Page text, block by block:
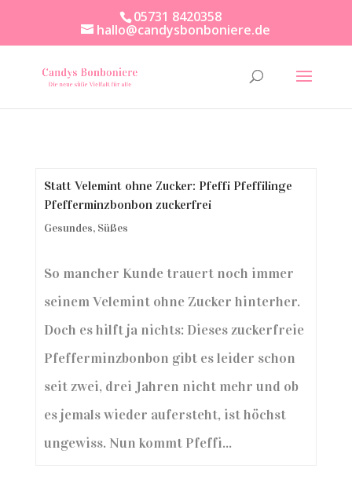
05731 8420358
hallo@candysbonboniere.de
Statt Velemint ohne Zucker: Pfeffi Pfeffilinge
Pfefferminzbonbon zuckerfrei
Gesundes, Süßes
So mancher Kunde trauert noch immer
seinem Velemint ohne Zucker hinterher.
Doch es hilft ja nichts: Dieses zuckerfreie
Pfefferminzbonbon gibt es leider schon
seit zwei, drei Jahren nicht mehr und ob
es jemals wieder aufersteht, ist höchst
ungewiss. Nun kommt Pfeffi...